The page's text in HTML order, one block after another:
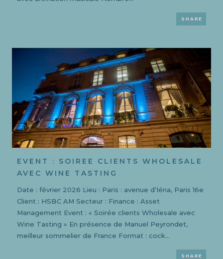
SHARE
EVENT : SOIREE CLIENTS WHOLESALE
AVEC WINE TASTING
Date : février 2026 Lieu : Paris : avenue d’Iéna, Paris 16e
Client : HSBC AM Secteur : Finance : Asset
Management Event : « Soirée clients Wholesale avec
Wine Tasting » En présence de Manuel Peyrondet,
meilleur sommelier de France Format : cock...
SHARE